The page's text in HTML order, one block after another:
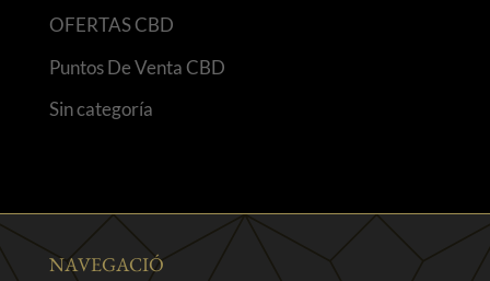
OFERTAS CBD
Puntos De Venta CBD
Sin categoría
NAVEGACIÓ